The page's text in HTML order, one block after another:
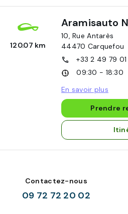
120.07 km
Aramisauto
10, Rue Antarès
44470 Carquefou
+33 2 49 79
09:30 - 18:30
En savoir plus
Prendre
Contactez-nous
09 72 72 20 02